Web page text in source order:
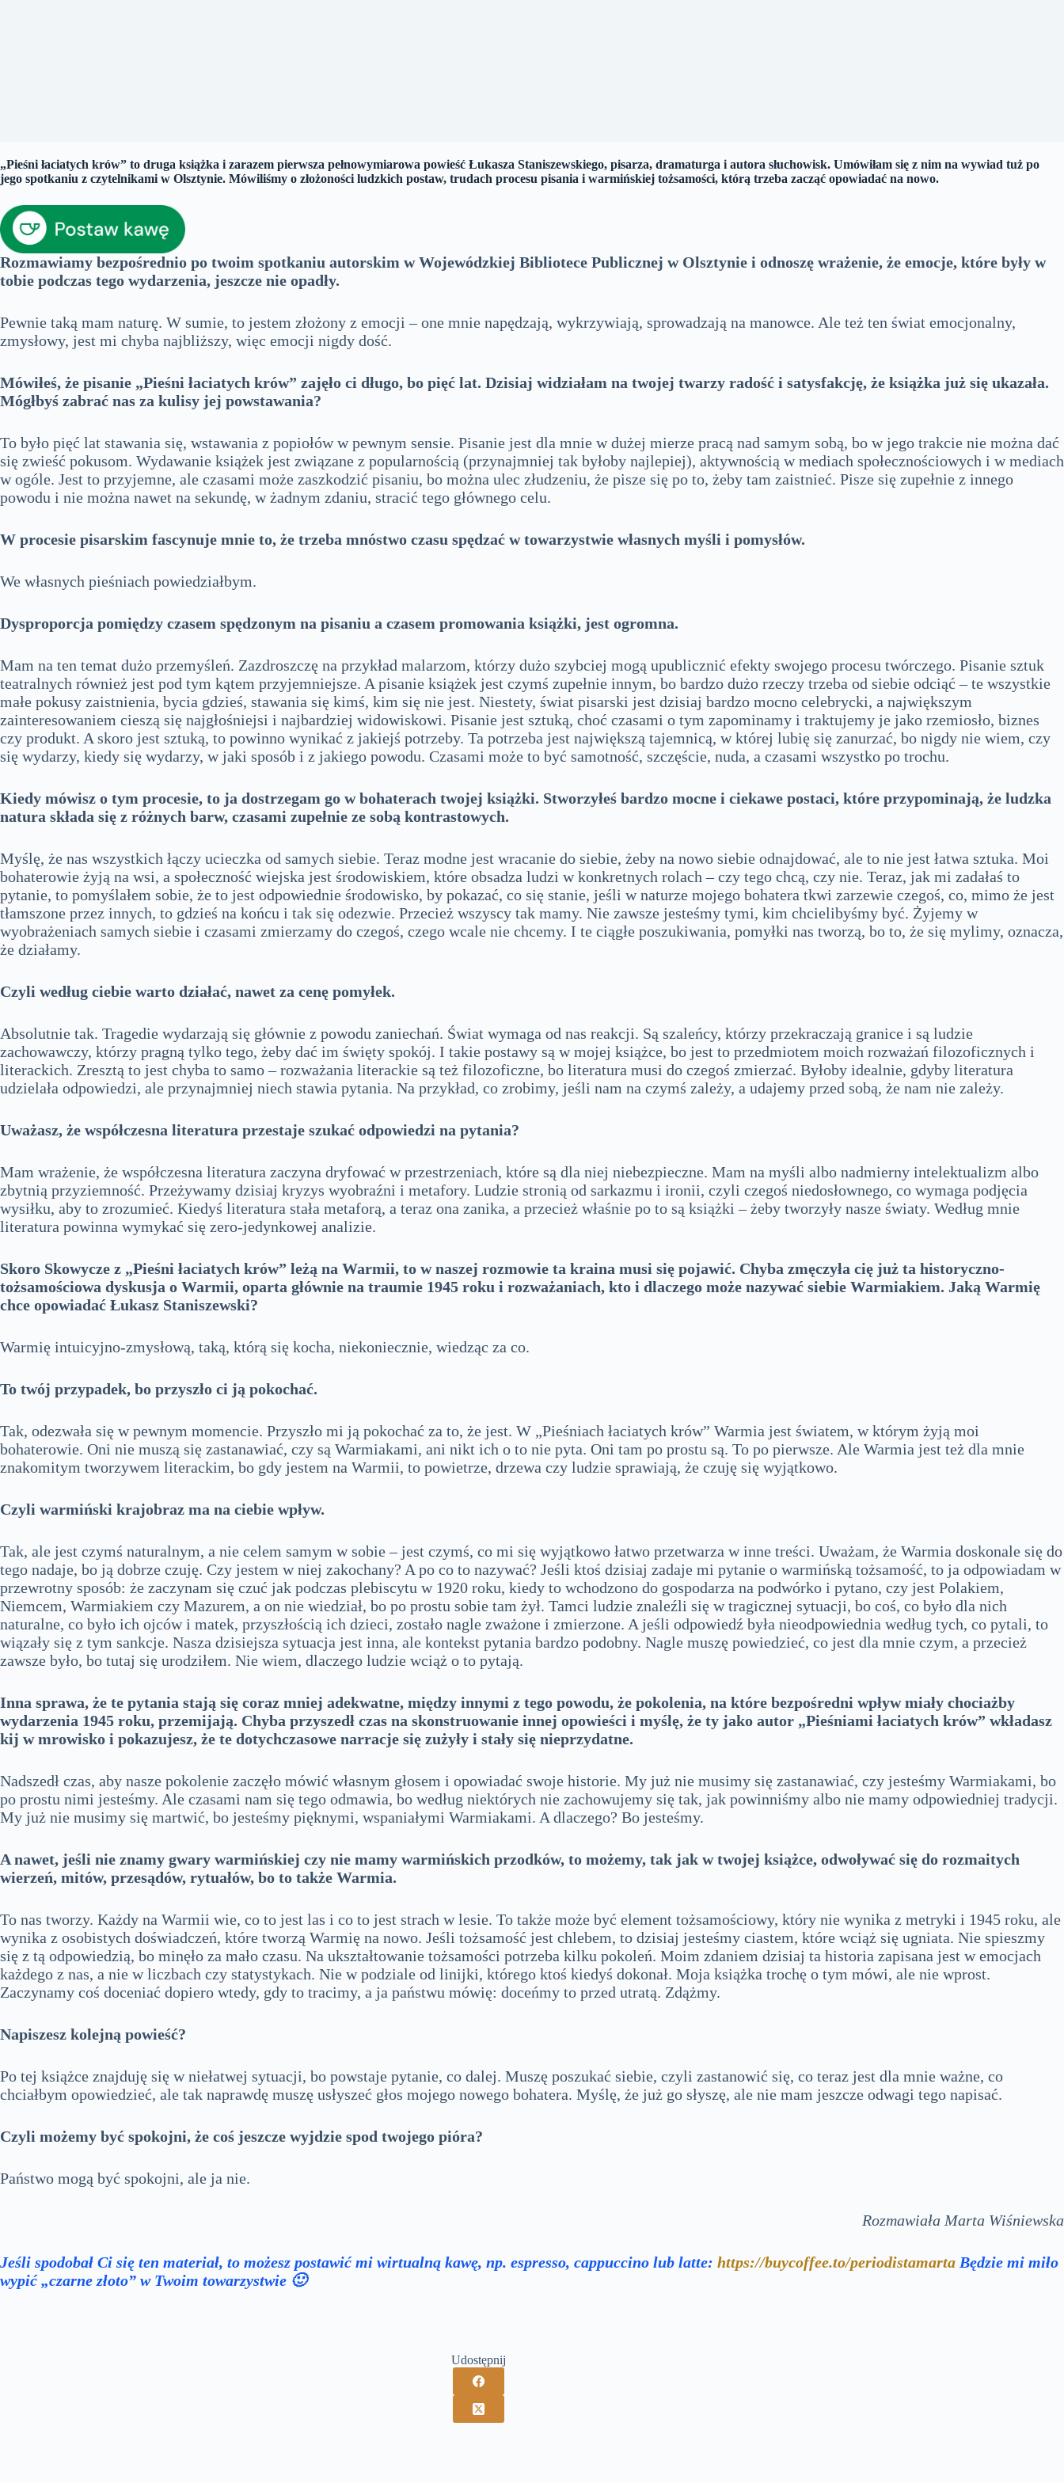
„Pieśni łaciatych krów” to druga książka i zarazem pierwsza pełnowymiarowa powieść Łukasza Staniszewskiego, pisarza, dramaturga i autora słuchowisk. Umówiłam się z nim na wywiad tuż po
jego spotkaniu z czytelnikami w Olsztynie. Mówiliśmy o złożoności ludzkich postaw, trudach procesu pisania i warmińskiej tożsamości, którą trzeba zacząć opowiadać na nowo.
Rozmawiamy bezpośrednio po twoim spotkaniu autorskim w Wojewódzkiej Bibliotece Publicznej w Olsztynie i odnoszę wrażenie, że emocje, które były w
tobie podczas tego wydarzenia, jeszcze nie opadły.
Pewnie taką mam naturę. W sumie, to jestem złożony z emocji – one mnie napędzają, wykrzywiają, sprowadzają na manowce. Ale też ten świat emocjonalny,
zmysłowy, jest mi chyba najbliższy, więc emocji nigdy dość.
Mówiłeś, że pisanie „Pieśni łaciatych krów” zajęło ci długo, bo pięć lat. Dzisiaj widziałam na twojej twarzy radość i satysfakcję, że książka już się ukazała.
Mógłbyś zabrać nas za kulisy jej powstawania?
To było pięć lat stawania się, wstawania z popiołów w pewnym sensie. Pisanie jest dla mnie w dużej mierze pracą nad samym sobą, bo w jego trakcie nie można dać
się zwieść pokusom. Wydawanie książek jest związane z popularnością (przynajmniej tak byłoby najlepiej), aktywnością w mediach społecznościowych i w mediach
w ogóle. Jest to przyjemne, ale czasami może zaszkodzić pisaniu, bo można ulec złudzeniu, że pisze się po to, żeby tam zaistnieć. Pisze się zupełnie z innego
powodu i nie można nawet na sekundę, w żadnym zdaniu, stracić tego głównego celu.
W procesie pisarskim fascynuje mnie to, że trzeba mnóstwo czasu spędzać w towarzystwie własnych myśli i pomysłów.
We własnych pieśniach powiedziałbym.
Dysproporcja pomiędzy czasem spędzonym na pisaniu a czasem promowania książki, jest ogromna.
Mam na ten temat dużo przemyśleń. Zazdroszczę na przykład malarzom, którzy dużo szybciej mogą upublicznić efekty swojego procesu twórczego. Pisanie sztuk
teatralnych również jest pod tym kątem przyjemniejsze. A pisanie książek jest czymś zupełnie innym, bo bardzo dużo rzeczy trzeba od siebie odciąć – te wszystkie
małe pokusy zaistnienia, bycia gdzieś, stawania się kimś, kim się nie jest. Niestety, świat pisarski jest dzisiaj bardzo mocno celebrycki, a największym
zainteresowaniem cieszą się najgłośniejsi i najbardziej widowiskowi. Pisanie jest sztuką, choć czasami o tym zapominamy i traktujemy je jako rzemiosło, biznes
czy produkt. A skoro jest sztuką, to powinno wynikać z jakiejś potrzeby. Ta potrzeba jest największą tajemnicą, w której lubię się zanurzać, bo nigdy nie wiem, czy
się wydarzy, kiedy się wydarzy, w jaki sposób i z jakiego powodu. Czasami może to być samotność, szczęście, nuda, a czasami wszystko po trochu.
Kiedy mówisz o tym procesie, to ja dostrzegam go w bohaterach twojej książki. Stworzyłeś bardzo mocne i ciekawe postaci, które przypominają, że ludzka
natura składa się z różnych barw, czasami zupełnie ze sobą kontrastowych.
Myślę, że nas wszystkich łączy ucieczka od samych siebie. Teraz modne jest wracanie do siebie, żeby na nowo siebie odnajdować, ale to nie jest łatwa sztuka. Moi
bohaterowie żyją na wsi, a społeczność wiejska jest środowiskiem, które obsadza ludzi w konkretnych rolach – czy tego chcą, czy nie. Teraz, jak mi zadałaś to
pytanie, to pomyślałem sobie, że to jest odpowiednie środowisko, by pokazać, co się stanie, jeśli w naturze mojego bohatera tkwi zarzewie czegoś, co, mimo że jest
tłamszone przez innych, to gdzieś na końcu i tak się odezwie. Przecież wszyscy tak mamy. Nie zawsze jesteśmy tymi, kim chcielibyśmy być. Żyjemy w
wyobrażeniach samych siebie i czasami zmierzamy do czegoś, czego wcale nie chcemy. I te ciągłe poszukiwania, pomyłki nas tworzą, bo to, że się mylimy, oznacza,
że działamy.
Czyli według ciebie warto działać, nawet za cenę pomyłek.
Absolutnie tak. Tragedie wydarzają się głównie z powodu zaniechań. Świat wymaga od nas reakcji. Są szaleńcy, którzy przekraczają granice i są ludzie
zachowawczy, którzy pragną tylko tego, żeby dać im święty spokój. I takie postawy są w mojej książce, bo jest to przedmiotem moich rozważań filozoficznych i
literackich. Zresztą to jest chyba to samo – rozważania literackie są też filozoficzne, bo literatura musi do czegoś zmierzać. Byłoby idealnie, gdyby literatura
udzielała odpowiedzi, ale przynajmniej niech stawia pytania. Na przykład, co zrobimy, jeśli nam na czymś zależy, a udajemy przed sobą, że nam nie zależy.
Uważasz, że współczesna literatura przestaje szukać odpowiedzi na pytania?
Mam wrażenie, że współczesna literatura zaczyna dryfować w przestrzeniach, które są dla niej niebezpieczne. Mam na myśli albo nadmierny intelektualizm albo
zbytnią przyziemność. Przeżywamy dzisiaj kryzys wyobraźni i metafory. Ludzie stronią od sarkazmu i ironii, czyli czegoś niedosłownego, co wymaga podjęcia
wysiłku, aby to zrozumieć. Kiedyś literatura stała metaforą, a teraz ona zanika, a przecież właśnie po to są książki – żeby tworzyły nasze światy. Według mnie
literatura powinna wymykać się zero-jedynkowej analizie.
Skoro Skowycze z „Pieśni łaciatych krów” leżą na Warmii, to w naszej rozmowie ta kraina musi się pojawić. Chyba zmęczyła cię już ta historyczno-
tożsamościowa dyskusja o Warmii, oparta głównie na traumie 1945 roku i rozważaniach, kto i dlaczego może nazywać siebie Warmiakiem. Jaką Warmię
chce opowiadać Łukasz Staniszewski?
Warmię intuicyjno-zmysłową, taką, którą się kocha, niekoniecznie, wiedząc za co.
To twój przypadek, bo przyszło ci ją pokochać.
Tak, odezwała się w pewnym momencie. Przyszło mi ją pokochać za to, że jest. W „Pieśniach łaciatych krów” Warmia jest światem, w którym żyją moi
bohaterowie. Oni nie muszą się zastanawiać, czy są Warmiakami, ani nikt ich o to nie pyta. Oni tam po prostu są. To po pierwsze. Ale Warmia jest też dla mnie
znakomitym tworzywem literackim, bo gdy jestem na Warmii, to powietrze, drzewa czy ludzie sprawiają, że czuję się wyjątkowo.
Czyli warmiński krajobraz ma na ciebie wpływ.
Tak, ale jest czymś naturalnym, a nie celem samym w sobie – jest czymś, co mi się wyjątkowo łatwo przetwarza w inne treści. Uważam, że Warmia doskonale się do
tego nadaje, bo ją dobrze czuję. Czy jestem w niej zakochany? A po co to nazywać? Jeśli ktoś dzisiaj zadaje mi pytanie o warmińską tożsamość, to ja odpowiadam w
przewrotny sposób: że zaczynam się czuć jak podczas plebiscytu w 1920 roku, kiedy to wchodzono do gospodarza na podwórko i pytano, czy jest Polakiem,
Niemcem, Warmiakiem czy Mazurem, a on nie wiedział, bo po prostu sobie tam żył. Tamci ludzie znaleźli się w tragicznej sytuacji, bo coś, co było dla nich
naturalne, co było ich ojców i matek, przyszłością ich dzieci, zostało nagle zważone i zmierzone. A jeśli odpowiedź była nieodpowiednia według tych, co pytali, to
wiązały się z tym sankcje. Nasza dzisiejsza sytuacja jest inna, ale kontekst pytania bardzo podobny. Nagle muszę powiedzieć, co jest dla mnie czym, a przecież
zawsze było, bo tutaj się urodziłem. Nie wiem, dlaczego ludzie wciąż o to pytają.
Inna sprawa, że te pytania stają się coraz mniej adekwatne, między innymi z tego powodu, że pokolenia, na które bezpośredni wpływ miały chociażby
wydarzenia 1945 roku, przemijają. Chyba przyszedł czas na skonstruowanie innej opowieści i myślę, że ty jako autor „Pieśniami łaciatych krów” wkładasz
kij w mrowisko i pokazujesz, że te dotychczasowe narracje się zużyły i stały się nieprzydatne.
Nadszedł czas, aby nasze pokolenie zaczęło mówić własnym głosem i opowiadać swoje historie. My już nie musimy się zastanawiać, czy jesteśmy Warmiakami, bo
po prostu nimi jesteśmy. Ale czasami nam się tego odmawia, bo według niektórych nie zachowujemy się tak, jak powinniśmy albo nie mamy odpowiedniej tradycji.
My już nie musimy się martwić, bo jesteśmy pięknymi, wspaniałymi Warmiakami. A dlaczego? Bo jesteśmy.
A nawet, jeśli nie znamy gwary warmińskiej czy nie mamy warmińskich przodków, to możemy, tak jak w twojej książce, odwoływać się do rozmaitych
wierzeń, mitów, przesądów, rytuałów, bo to także Warmia.
To nas tworzy. Każdy na Warmii wie, co to jest las i co to jest strach w lesie. To także może być element tożsamościowy, który nie wynika z metryki i 1945 roku, ale
wynika z osobistych doświadczeń, które tworzą Warmię na nowo. Jeśli tożsamość jest chlebem, to dzisiaj jesteśmy ciastem, które wciąż się ugniata. Nie spieszmy
się z tą odpowiedzią, bo minęło za mało czasu. Na ukształtowanie tożsamości potrzeba kilku pokoleń. Moim zdaniem dzisiaj ta historia zapisana jest w emocjach
każdego z nas, a nie w liczbach czy statystykach. Nie w podziale od linijki, którego ktoś kiedyś dokonał. Moja książka trochę o tym mówi, ale nie wprost.
Zaczynamy coś doceniać dopiero wtedy, gdy to tracimy, a ja państwu mówię: doceńmy to przed utratą. Zdążmy.
Napiszesz kolejną powieść?
Po tej książce znajduję się w niełatwej sytuacji, bo powstaje pytanie, co dalej. Muszę poszukać siebie, czyli zastanowić się, co teraz jest dla mnie ważne, co
chciałbym opowiedzieć, ale tak naprawdę muszę usłyszeć głos mojego nowego bohatera. Myślę, że już go słyszę, ale nie mam jeszcze odwagi tego napisać.
Czyli możemy być spokojni, że coś jeszcze wyjdzie spod twojego pióra?
Państwo mogą być spokojni, ale ja nie.
Rozmawiała Marta Wiśniewska
Jeśli spodobał Ci się ten materiał, to możesz postawić mi wirtualną kawę, np. espresso, cappuccino lub latte: https://buycoffee.to/periodistamarta Będzie mi miło
wypić „czarne złoto” w Twoim towarzystwie 🙂
Udostępnij